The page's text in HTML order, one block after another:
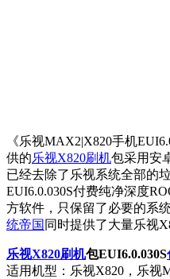
《乐视MAX2|X820手机
供的乐视X820刷机包采用安
已经去除了乐视系统全部的
EUI6.0.030S付费纯净深度
方软件，只保留了必要的系
统帝国 同时提供了大量乐视
乐视X820刷机包EUI6.0.030S
适用机型：乐视X820，乐视